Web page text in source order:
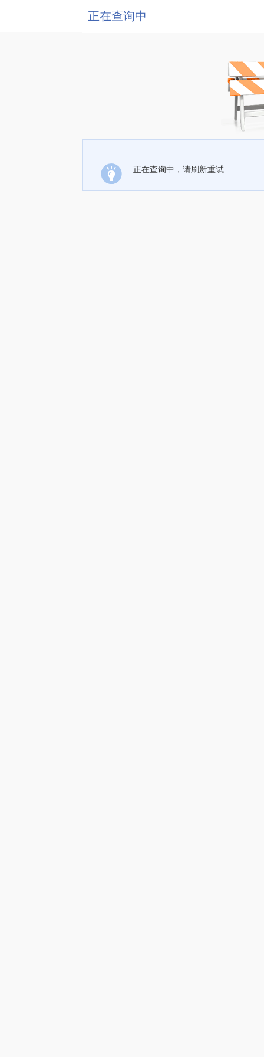
正在查询中
正在查询中，请刷新重试